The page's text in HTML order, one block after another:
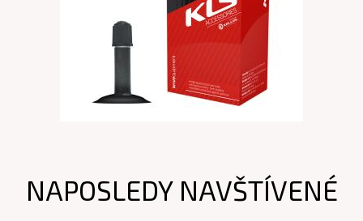
NAPOSLEDY NAVŠTÍVENÉ